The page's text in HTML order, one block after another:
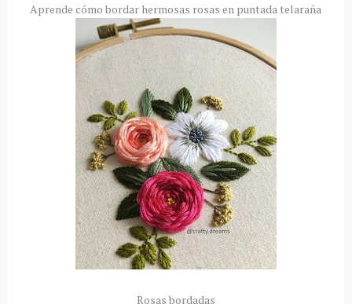
Aprende cómo bordar hermosas rosas en puntada telaraña
Rosas bordadas